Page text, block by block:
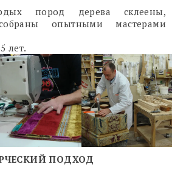
пород дерева склеены,
опытными мастерами
лет.
ПОДХОД